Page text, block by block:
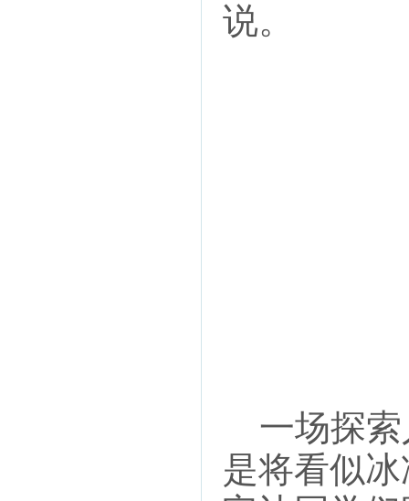
说。
一场探索
是将看似